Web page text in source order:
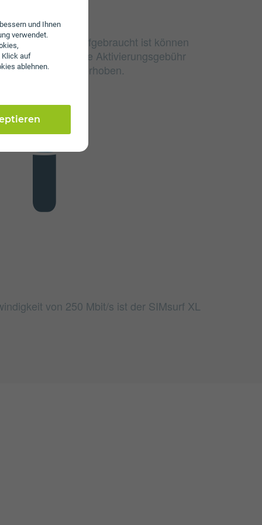
und Ihnen
verwendet.
Klick auf
ablehnen.
aufgebraucht ist können
Es wird keine Aktivierungsgebühr
erhoben.
von 250 Mbit/s ist der SIMsurf XL